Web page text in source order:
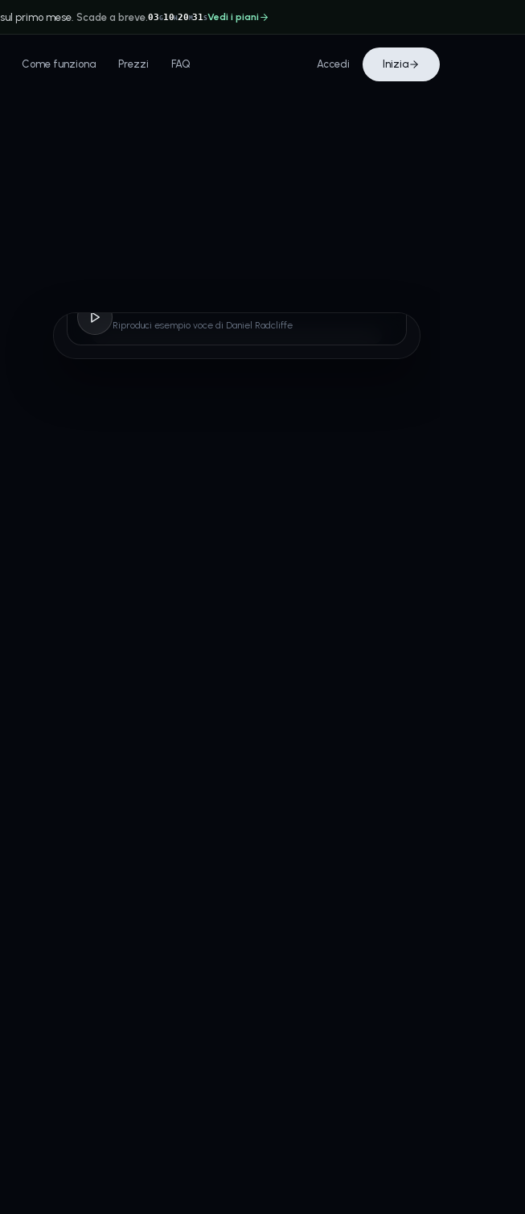
sul primo mese. Scade a breve.03G10H20M30SVedi i piani
Come funziona Prezzi FAQ Accedi Inizia
Riproduci esempio voce di Daniel Radcliffe